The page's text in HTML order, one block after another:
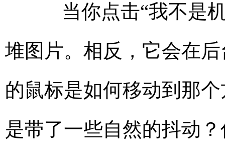
当你点击“我不是机
堆图片。相反，它会在
的鼠标是如何移动到那
是带了一些自然的抖动